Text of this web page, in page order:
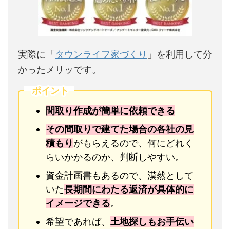
実際に「 タウンライフ家づくり 」を利用して分
かったメリッです。
ポイント
間取り作成が簡単に依頼できる
その間取りで建てた場合の各社の見
積もりがもらえるので、何にどれく
らいかかるのか、判断しやすい。
資金計画書もあるので、漠然として
いた長期間にわたる返済が具体的に
イメージできる。
希望であれば、 土地探しもお手伝い